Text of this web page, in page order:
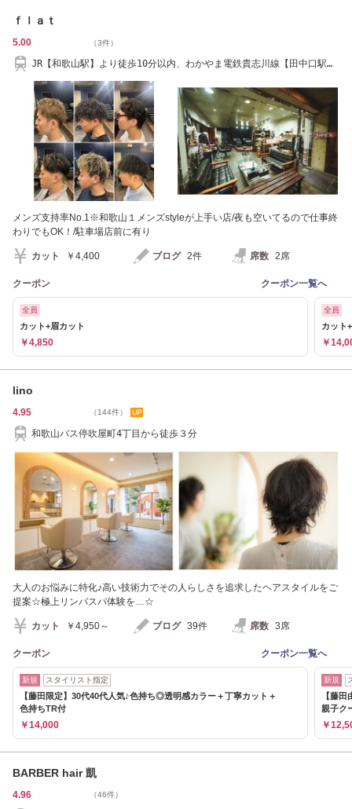
ｆｌａｔ
5.00 （3件）
JR【和歌山駅】より徒歩10分以内、わかやま電鉄貴志川線【田中口駅】
メンズ支持率No.1※和歌山１メンズstyleが上手い店/夜も空いてるので仕事終
わりでもOK！/駐車場店前に有り
カット ￥4,400 ブログ 2件 席数 2席
クーポン クーポン一覧へ
全員
カット+眉カット
￥4,850
全員
カット
￥
lino
4.95 （144件）
和歌山バス停吹屋町4丁目から徒歩３分
大人のお悩みに特化♪高い技術力でその人らしさを追求したヘアスタイルをご
提案☆極上リンパスパ体験を…☆
カット ￥4,950～ ブログ 39件 席数 3席
クーポン クーポン一覧へ
新規 スタイリスト指定
【藤田限定】30代40代人気♪色持ち◎透明感カラー＋丁寧カット＋
色持ちTR付
￥14,000
新規
【藤
親子ク
￥
BARBER hair 凱
4.96 （46件）